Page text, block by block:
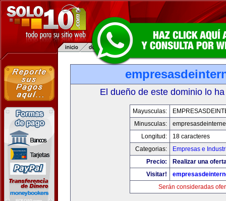
El dueño de este dominio lo
Mayusculas:
Minusculas:
Longitud:
18 caracteres
Categorias:
Empresas e
Precio:
Realizar una
Visitar!
Serán consideradas